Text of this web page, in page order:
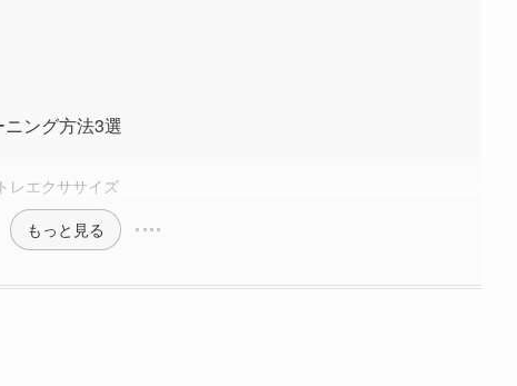
ング方法3選
レエクササイズ
もっと見る